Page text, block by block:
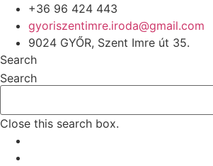
+36 96 424 443
gyoriszentimre.iroda@gmail.com
9024 GYŐR, Szent Imre út 35.
Search
Search
Close this search box.